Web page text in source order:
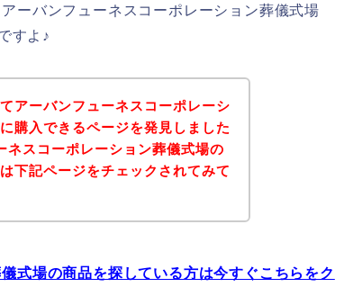
ーバンフューネスコーポレーション葬儀式場
すよ♪
アーバンフューネスコーポレーシ
購入できるページを発見しました
ネスコーポレーション葬儀式場の
下記ページをチェックされてみて
式場の商品を探している方は今すぐこちらをク